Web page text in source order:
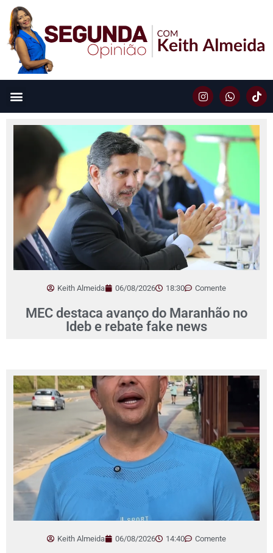
Keith Almeida 06/08/2026 18:30 Comente
MEC destaca avanço do Maranhão no
Ideb e rebate fake news
Keith Almeida 06/08/2026 14:40 Comente